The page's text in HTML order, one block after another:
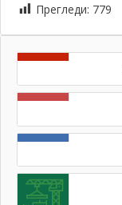
Прегледи: 779